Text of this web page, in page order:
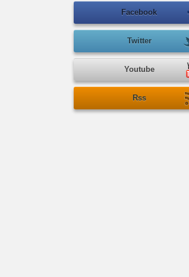
Facebook
Twitter
Youtube
Rss